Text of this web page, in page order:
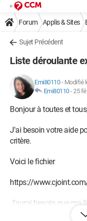
Forum Applis & Sites
Sujet Précédent
Liste déroulante
Emi80110- Modifié
Emi80110-25
Bonjour à toutes et
J'ai besoin votre aide
critère.
Voici le fichier
https://
J'aurai besoin que ma
colonne A (à partir de